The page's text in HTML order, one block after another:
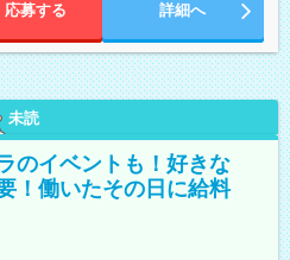
応募する 詳細へ
未読
のイベントも！好きな
！働いたその日に給料